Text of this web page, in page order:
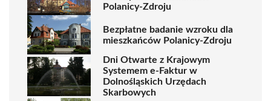
Polanicy-Zdroju
Bezpłatne badanie wzroku dla
mieszkańców Polanicy-Zdroju
Dni Otwarte z Krajowym
Systemem e-Faktur w
Dolnośląskich Urzędach
Skarbowych